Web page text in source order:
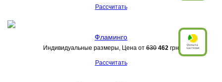
Рассчитать
Фламинго
Индивидуальные размеры, Цена от 630 462 грн
Рассчитать